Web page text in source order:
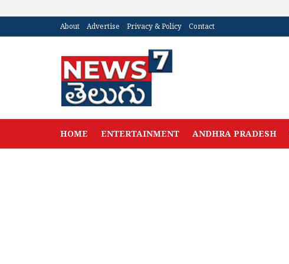
About Advertise Privacy & Policy Contact
HOME ENTERTAINMENT ANDHRA PRADESH